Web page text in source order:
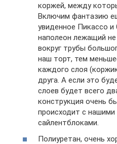
коржей, между
Включим фантазию
увиденное Пикассо
наполеон лежащий
вокруг трубы
наш торт, тем
каждого слоя
друга. А если это
слоев будет всего
конструкция очень
происходит с
сайлентблоками.
Полиуретан, очень